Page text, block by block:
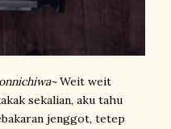
Weit weit
sekalian, aku tahu
jenggot, tetep